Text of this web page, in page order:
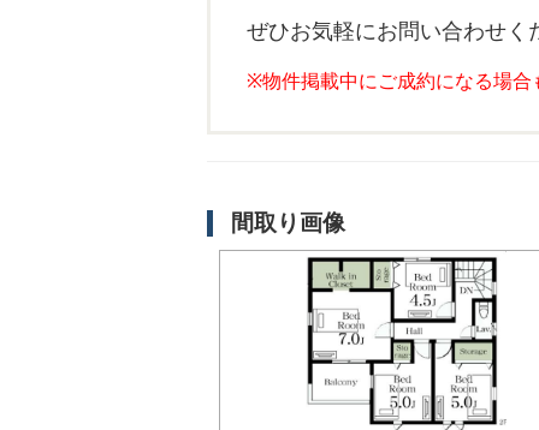
ぜひお気軽にお問い合わせく
※物件掲載中にご成約になる場合
間取り画像